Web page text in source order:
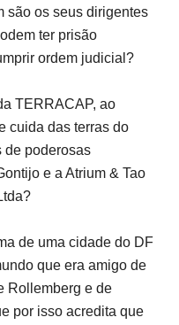
são os seus dirigentes
ter prisão
ordem judicial?
TERRACAP, ao
cuida das terras do
de poderosas
e a Atrium & Tao
de uma cidade do DF
que era amigo de
Rollemberg e de
por isso acredita que